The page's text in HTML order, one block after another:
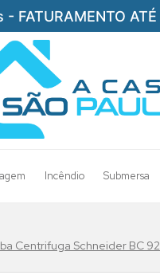
FATURAMENTO
Incêndio Submersa
Centrifuga Schneider BC